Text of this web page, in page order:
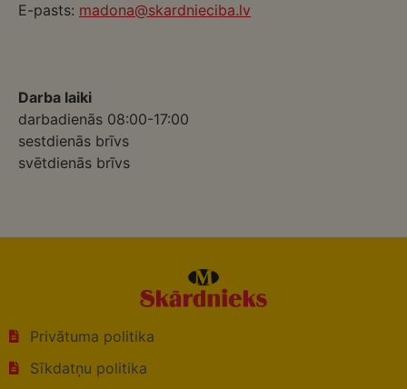
E-pasts: madona@skardnieciba.lv
Darba laiki
darbadienās 08:00-17:00
sestdienās brīvs
svētdienās brīvs
Privātuma politika
Sīkdatņu politika